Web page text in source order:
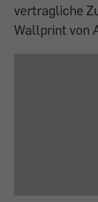
vertragliche
Wallprint von